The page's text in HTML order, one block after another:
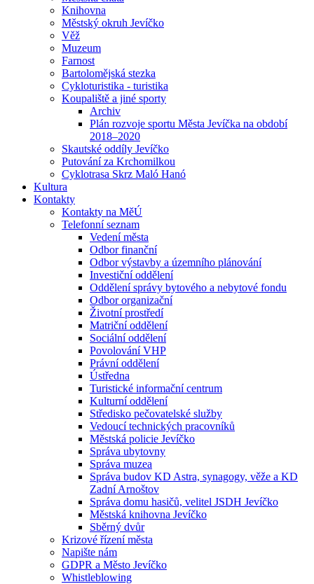
Knihovna
Městský okruh Jevíčko
Věž
Muzeum
Farnost
Bartolomějská stezka
Cykloturistika - turistika
Koupaliště a jiné sporty
Archiv
Plán rozvoje sportu Města Jevíčka na období
2018–2020
Skautské oddíly Jevíčko
Putování za Krchomilkou
Cyklotrasa Skrz Maló Hanó
Kultura
Kontakty
Kontakty na MěÚ
Telefonní seznam
Vedení města
Odbor finanční
Odbor výstavby a územního plánování
Investiční oddělení
Oddělení správy bytového a nebytové fondu
Odbor organizační
Životní prostředí
Matriční oddělení
Sociální oddělení
Povolování VHP
Právní oddělení
Ústředna
Turistické informační centrum
Kulturní oddělení
Středisko pečovatelské služby
Vedoucí technických pracovníků
Městská policie Jevíčko
Správa ubytovny
Správa muzea
Správa budov KD Astra, synagogy, věže a KD
Zadní Arnoštov
Správa domu hasičů, velitel JSDH Jevíčko
Městská knihovna Jevíčko
Sběrný dvůr
Krizové řízení města
Napište nám
GDPR a Město Jevíčko
Whistleblowing